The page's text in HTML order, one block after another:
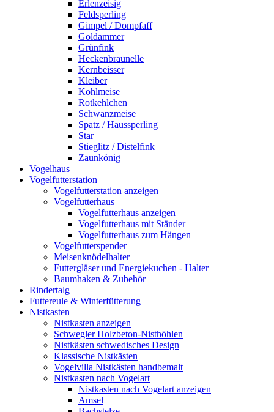
Erlenzeisig
Feldsperling
Gimpel / Dompfaff
Goldammer
Grünfink
Heckenbraunelle
Kernbeisser
Kleiber
Kohlmeise
Rotkehlchen
Schwanzmeise
Spatz / Haussperling
Star
Stieglitz / Distelfink
Zaunkönig
Vogelhaus
Vogelfutterstation
Vogelfutterstation anzeigen
Vogelfutterhaus
Vogelfutterhaus anzeigen
Vogelfutterhaus mit Ständer
Vogelfutterhaus zum Hängen
Vogelfutterspender
Meisenknödelhalter
Futtergläser und Energiekuchen - Halter
Baumhaken & Zubehör
Rindertalg
Futtereule & Winterfütterung
Nistkasten
Nistkasten anzeigen
Schwegler Holzbeton-Nisthöhlen
Nistkästen schwedisches Design
Klassische Nistkästen
Vogelvilla Nistkästen handbemalt
Nistkasten nach Vogelart
Nistkasten nach Vogelart anzeigen
Amsel